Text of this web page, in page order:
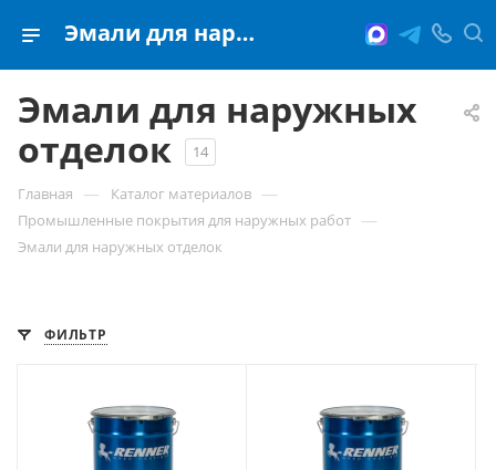
Эмали для наружных отделок
Эмали для наружных
отделок
14
Главная — Каталог материалов —
Промышленные покрытия для наружных работ —
Эмали для наружных отделок
ФИЛЬТР